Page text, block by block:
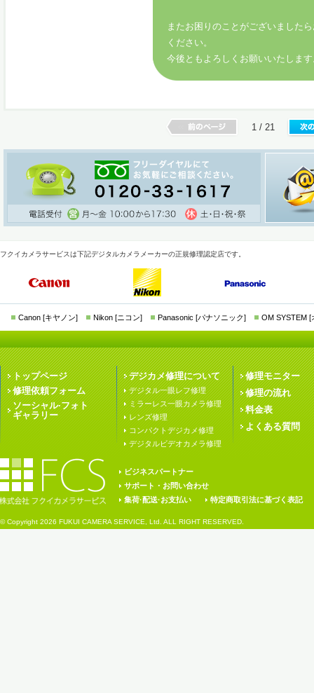
またお困りのことがございました
ください。
今後ともよろしくお願いいたしま
1 / 21
フクイカメラサービスは下記デジタルカメラメーカーの正規修理認定店です。
Canon [キヤノン] Nikon [ニコン] Panasonic [パナソニック] OM SYSTEM [
トップページ
修理依頼フォーム
ソーシャル·フォト
ギャラリー
デジカメ修理について
デジタル一眼レフ修理
ミラーレス一眼カメラ修理
レンズ修理
コンパクトデジカメ修理
デジタルビデオカメラ修理
修理モニター
修理の流れ
料金表
よくある質問
ビジネスパートナー
サポート・お問い合わせ
集荷·配送·お支払い
特定商取引法に基づく表記
© Copyright 2026 FUKUI CAMERA SERVICE, Ltd. ALL RIGHT RESERVED.